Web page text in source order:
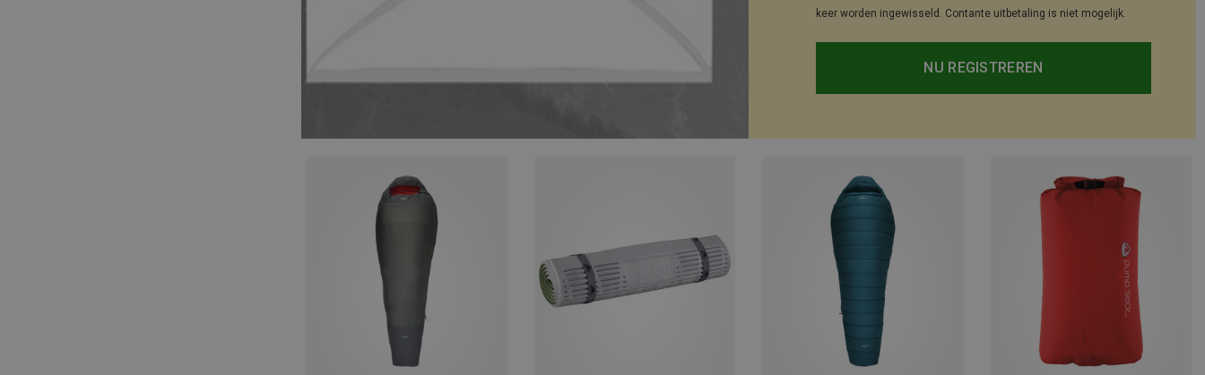
keer worden ingewisseld. Contante uitbetaling is niet mogelijk.
NU REGISTREREN